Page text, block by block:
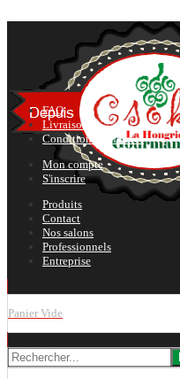
FAQ
Livraison
Conditions générales
Mon compte
S'inscrire
Produits
Contact
Nos salons
Professionnels
Entreprise
Panier Vide